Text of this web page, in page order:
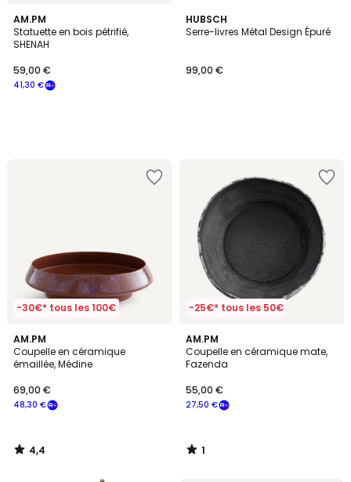
AM.PM
Statuette en bois pétrifié,
SHENAH
41,30 €
59,00 €
HUBSCH
Serre-livres Métal Design Épuré
99,00 €
-30€* tous les 100€
AM.PM
Coupelle en céramique
émaillée, Médine
48,30 €
69,00 €
4,4
/ 5
4,4
/
-25€* tous les 50€
AM.PM
Coupelle en céramique mate,
Fazenda
27,50 €
55,00 €
1
/
5
1
/